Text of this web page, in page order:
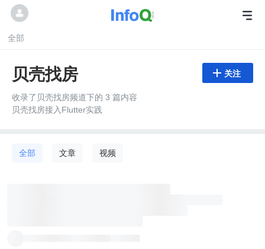
全部
贝壳找房  关注
收录了贝壳找房频道下的 3 篇内容
贝壳找房接入Flutter实践
全部 文章 视频